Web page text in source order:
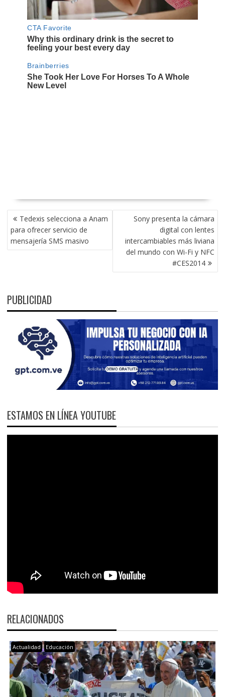
NAVEGACIÓN
DE
ENTRADAS
Tedexis selecciona a Anam
para ofrecer servicio de
mensajería SMS masivo
Sony presenta la cámara
digital con lentes
intercambiables más liviana
del mundo con Wi-Fi y NFC
#CES2014
PUBLICIDAD
ESTAMOS EN LÍNEA YOUTUBE
RELACIONADOS
Actualidad Educación